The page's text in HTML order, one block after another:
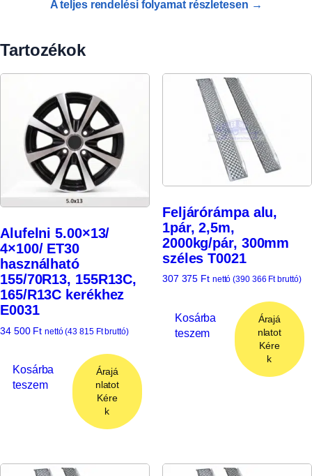
A teljes rendelési folyamat részletesen →
Tartozékok
Alufelni 5.00×13/
4×100/ ET30
használható
155/70R13, 155R13C,
165/R13C kerékhez
E0031
34 500 Ft nettó (43 815 Ftbruttó)
Kosárba
teszem
Árajá
nlatot
Kére
k
Feljárórámpa alu,
1pár, 2,5m,
2000kg/pár, 300mm
széles T0021
307 375 Ft nettó (390 366 Ftbruttó)
Kosárba
teszem
Árajá
nlatot
Kére
k